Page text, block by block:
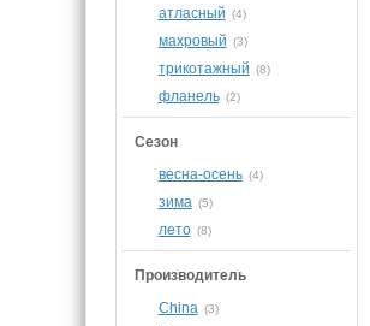
атласный (4)
махровый (3)
трикотажный (8)
фланель (2)
Сезон
весна-осень (4)
зима (5)
лето (8)
Производитель
China (3)